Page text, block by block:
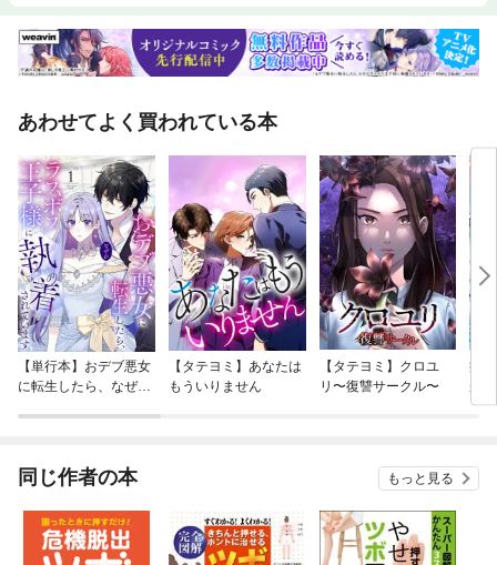
あわせてよく買われている本
【単行本】おデブ悪女
に転生したら、なぜか
【タテヨミ】あなたは
もういりません
【タテヨミ】クロユ
リ〜復讐サークル〜
病
が
ぎ
同じ作者の本 もっと見る